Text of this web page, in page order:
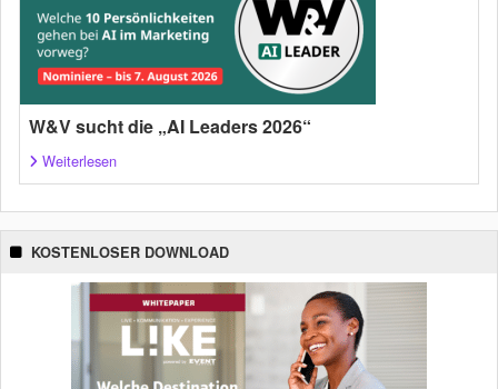
W&V sucht die „AI Leaders 2026“
Weiterlesen
KOSTENLOSER DOWNLOAD